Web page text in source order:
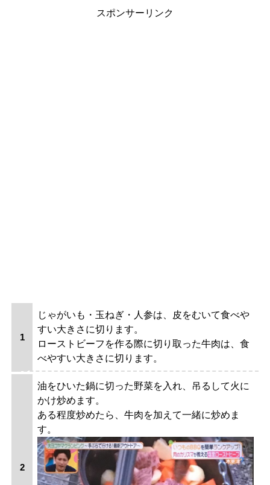
スポンサーリンク
じゃがいも・玉ねぎ・人参は、皮をむいて食べや
すい大きさに切ります。
ローストビーフを作る際に切り取った牛肉は、食
べやすい大きさに切ります。
油をひいた鍋に切った野菜を入れ、吊るして火に
かけ炒めます。
ある程度炒めたら、牛肉を加えて一緒に炒めま
す。